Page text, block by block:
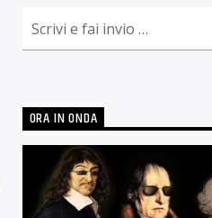
ORA IN ONDA